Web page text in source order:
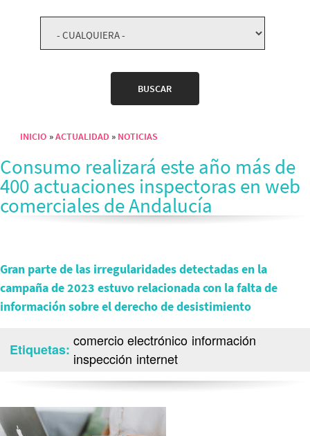
Sobrescribir enlaces de ayuda a la navegación
INICIO ACTUALIDAD NOTICIAS
Consumo realizará este año más de
400 actuaciones inspectoras en web
comerciales de Andalucía
Gran parte de las irregularidades detectadas en la
campaña de 2023 estuvo relacionada con la falta de
información sobre el derecho de desistimiento
Etiquetas
comercio electrónico información
inspección internet